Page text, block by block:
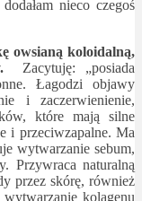
nieco czegoś
owsianą koloidalną,
Zacytuję: „posiada
Łagodzi objawy
i zaczerwienienie,
które mają silne
i przeciwzapalne. Ma
wytwarzanie sebum,
Przywraca naturalną
przez skórę, również
wytwarzanie kolagenu